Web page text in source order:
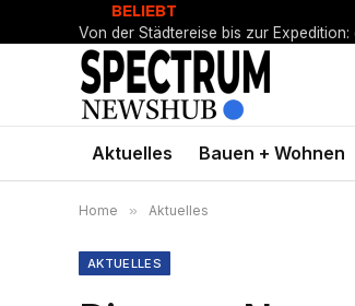
BELIEBT
Von der Städtereise bis zur
Aktuelles Bauen + Wohnen
Home » Aktuelles
AKTUELLES